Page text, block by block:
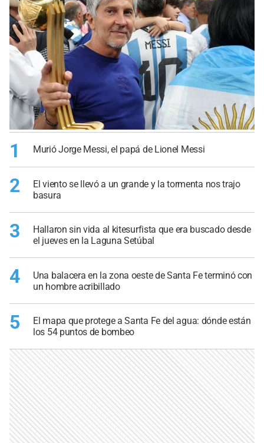
1 Murió Jorge Messi, el papá de Lionel Messi
2
El viento se llevó a un grande y la tormenta nos trajo
basura
3
Hallaron sin vida al kitesurfista que era buscado desde
el jueves en la Laguna Setúbal
4
Una balacera en la zona oeste de Santa Fe terminó con
un hombre acribillado
5
El mapa que protege a Santa Fe del agua: dónde están
los 54 puntos de bombeo